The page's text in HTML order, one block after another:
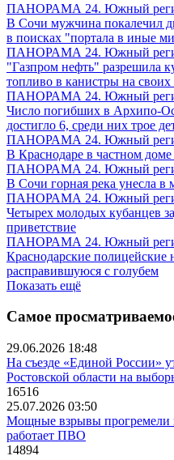
ПАНОРАМА 24. Южный
В Сочи мужчина покалечил
в поисках "портала в иные
ПАНОРАМА 24. Южный
"Газпром нефть" разрешила
топливо в канистры на своих
ПАНОРАМА 24. Южный
Число погибших в Архипо-
достигло 6, среди них трое
ПАНОРАМА 24. Южный
В Краснодаре в частном
ПАНОРАМА 24. Южный
В Сочи горная река унесла в
ПАНОРАМА 24. Южный
Четырех молодых кубанцев
приветствие
ПАНОРАМА 24. Южный
Краснодарские
расправившуюся с голубем
Показать ещё
Самое
29.06.2026 18:48
На съезде «Единой России»
Ростовской области на
16516
25.07.2026 03:50
Мощные взрывы прогремели
работает ПВО
14894